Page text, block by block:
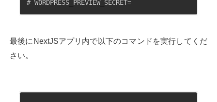
最後にNextJSアプリ内で以下のコマンドを実行してくだ
さい。